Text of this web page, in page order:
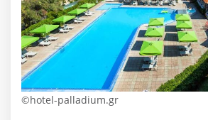
©hotel-palladium.gr